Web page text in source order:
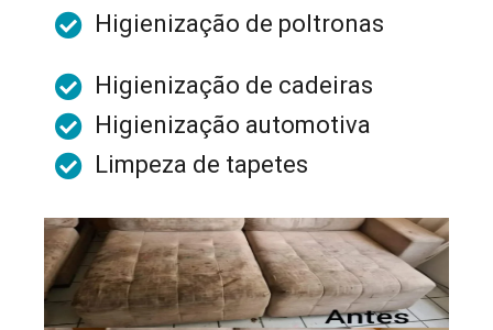
Higienização de poltronas
Higienização de cadeiras
Higienização automotiva
Limpeza de tapetes